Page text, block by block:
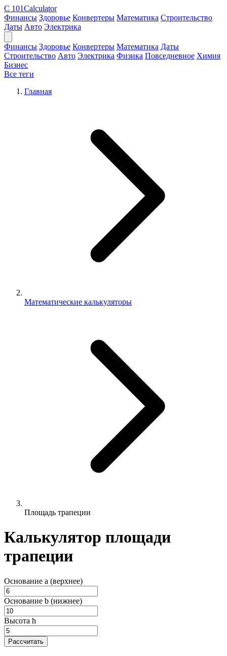
C 101Calculator
Финансы Здоровье Конвертеры Математика Строительство
Даты Авто Электрика
Финансы Здоровье Конвертеры Математика Даты
Строительство Авто Электрика Физика Повседневное Химия
Бизнес
Все теги
Главная
Математические калькуляторы
Площадь трапеции
Калькулятор площади
трапеции
Основание a (верхнее)
Основание b (нижнее)
Высота h
Рассчитать